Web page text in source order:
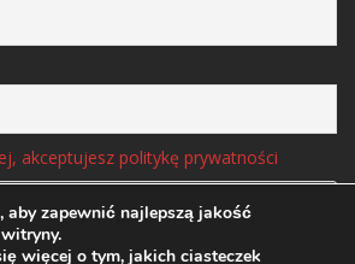
akceptujesz politykę prywatności
aby zapewnić najlepszą jakość
więcej o tym, jakich ciasteczek